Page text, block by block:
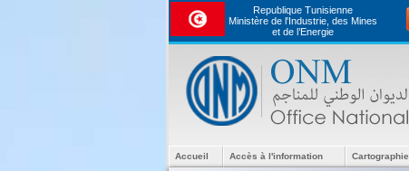
Republique Tunisienne
Ministère de l'Industrie, des Mines
et de l’Energie
Accueil Accès à l'information Cartographie